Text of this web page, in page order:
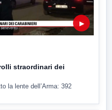
▶
straordinari dei
la lente dell’Arma: 392